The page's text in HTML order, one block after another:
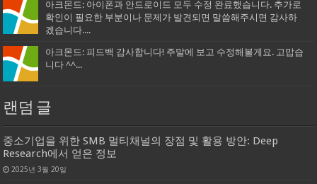
아크몬드: 아이폰과 안드로이드 모두 수정 완료했습니다. 추가로
확인이 필요한 부분이나 문제가 발견되면 말씀해주시면 감사하
겠습니다....
아크몬드: 피드백 감사합니다! 주말에 보고 수정해볼게요. 고맙습
니다 ^^...
랜덤 글
중소기업을 위한 SMB 멀티채널의 장점 및 활용 방안: Deep
Research에서 얻은 정보
2025년 3월 20일